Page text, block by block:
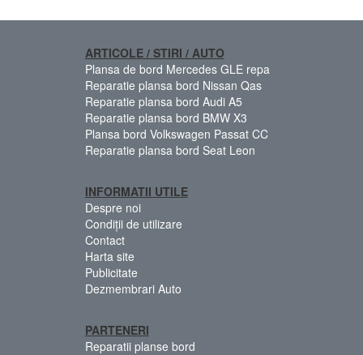
ARTICOLE / STIRI / AUTO
Plansa de bord Mercedes GLE repa
Reparatie plansa bord Nissan Qas
Reparatie plansa bord Audi A5
Reparatie plansa bord BMW X3
Plansa bord Volkswagen Passat CC
Reparatie plansa bord Seat Leon
INFORMATII UTILE
Despre noi
Condiții de utilizare
Contact
Harta site
Publicitate
Dezmembrari Auto
PARTENERI
Reparatii planse bord